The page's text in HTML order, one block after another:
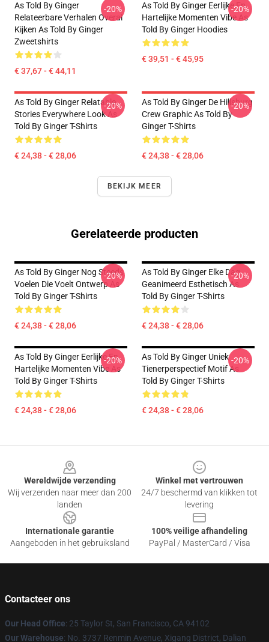
As Told By Ginger
Relateerbare Verhalen Overal
Kijken As Told By Ginger
Zweetshirts
€ 37,67 - € 44,11
-20%
As Told By Ginger Eerlijke En
Hartelijke Momenten Vibe As
Told By Ginger Hoodies
€ 39,51 - € 45,95
-20%
As Told By Ginger Relatable
Stories Everywhere Look As
Told By Ginger T-Shirts
€ 24,38 - € 28,06
-20%
As Told By Ginger De Hillsburg
Crew Graphic As Told By
Ginger T-Shirts
€ 24,38 - € 28,06
-20%
BEKIJK MEER
Gerelateerde producten
As Told By Ginger Nog Steeds
Voelen Die Voelt Ontwerp As
Told By Ginger T-Shirts
€ 24,38 - € 28,06
-20%
As Told By Ginger Elke Dag
Geanimeerd Esthetisch As
Told By Ginger T-Shirts
€ 24,38 - € 28,06
-20%
As Told By Ginger Eerlijke En
Hartelijke Momenten Vibe As
Told By Ginger T-Shirts
€ 24,38 - € 28,06
-20%
As Told By Ginger Uniek
Tienerperspectief Motif As
Told By Ginger T-Shirts
€ 24,38 - € 28,06
-20%
Wereldwijde verzending
Wij verzenden naar meer dan 200
landen
Winkel met vertrouwen
24/7 beschermd van klikken tot
levering
Internationale garantie
Aangeboden in het gebruiksland
100% veilige afhandeling
PayPal / MasterCard / Visa
Contacteer ons
Our Head Office: 25 Taylor St, San Francisco, CA 94102
Our Warehouse: No. 3737 Renmin Avenue, Xigang District, Dalian